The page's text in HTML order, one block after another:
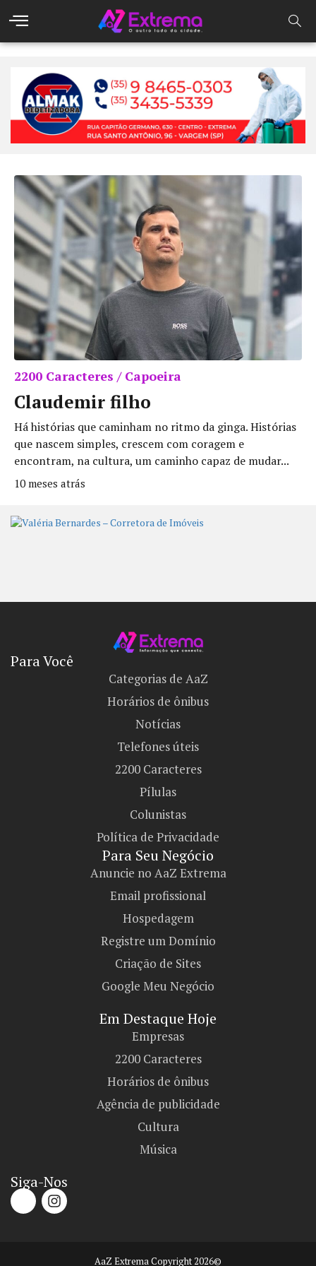
2200 Caracteres / Capoeira
Claudemir filho
Há histórias que caminham no ritmo da ginga. Histórias
que nascem simples, crescem com coragem e
encontram, na cultura, um caminho capaz de mudar...
10 meses atrás
Para Você
Categorias de AaZ
Horários de ônibus
Notícias
Telefones úteis
2200 Caracteres
Pílulas
Colunistas
Política de Privacidade
Para Seu Negócio​
Anuncie no AaZ Extrema
Email profissional
Hospedagem
Registre um Domínio
Criação de Sites
Google Meu Negócio
Em Destaque Hoje
Empresas
2200 Caracteres
Horários de ônibus
Agência de publicidade
Cultura
Música
Siga-Nos
AaZ Extrema Copyright 2026©